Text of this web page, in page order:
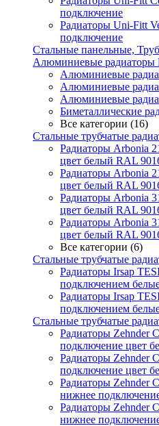
подключение
Радиаторы Uni-Fitt
подключение
Стальные панельные,
Алюминиевые радиаторы
Алюминиевые
Алюминиевые
Алюминиевые
Биметаллические
Все категории (16)
Стальные трубчатые
Радиаторы Arbonia
цвет белый RAL
Радиаторы Arbonia
цвет белый RAL
Радиаторы Arbonia
цвет белый RAL
Радиаторы Arbonia
цвет белый RAL
Все категории (6)
Стальные трубчатые
Радиаторы Irsap
подключением
Радиаторы Irsap
подключением
Стальные трубчатые
Радиаторы Zehnder
подключение цвет
Радиаторы Zehnder
подключение цвет
Радиаторы Zehnder
нижнее
Радиаторы Zehnder
нижнее